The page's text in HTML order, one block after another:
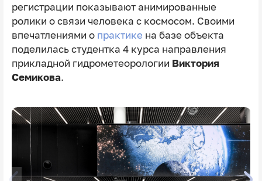
регистрации показывают анимированные
ролики о связи человека с космосом. Своими
впечатлениями о практике на базе объекта
поделилась студентка 4 курса направления
прикладной гидрометеорологии Виктория
Семикова.